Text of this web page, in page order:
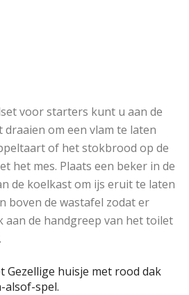
voor starters kunt u aan de
om een vlam te laten
of het stokbrood op de
het mes. Plaats een beker in de
de koelkast om ijs eruit te laten
boven de wastafel zodat er
aan de handgreep van het toilet
Gezellige huisje met rood dak
alsof-spel.